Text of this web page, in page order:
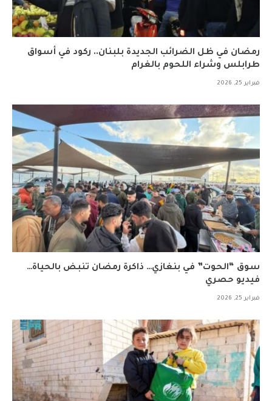
رمضان في ظل الضرائب الجديدة بلبنان.. ركود في أسواق
طرابلس وشراء اللحوم بالغرام
فبراير 25, 2026
سوق “الحوت” في بنغازي… ذاكرة رمضان تنبض بالحياة…
فيديو حصري
فبراير 25, 2026